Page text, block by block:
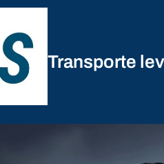
Transporte